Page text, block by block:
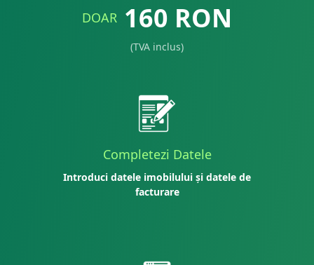
DOAR 160 RON
(TVA inclus)
Completezi Datele
Introduci datele imobilului și datele de
facturare